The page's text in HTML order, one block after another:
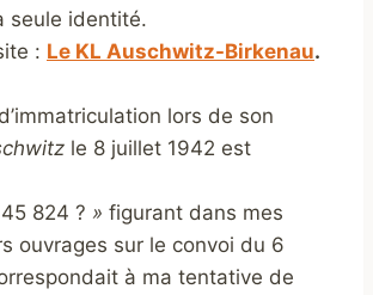
seule identité.
: Le KL Auschwitz-Birkenau.
lors de son
le 8 juillet 1942 est
824 ? » figurant dans mes
ouvrages sur le convoi du 6
à ma tentative de